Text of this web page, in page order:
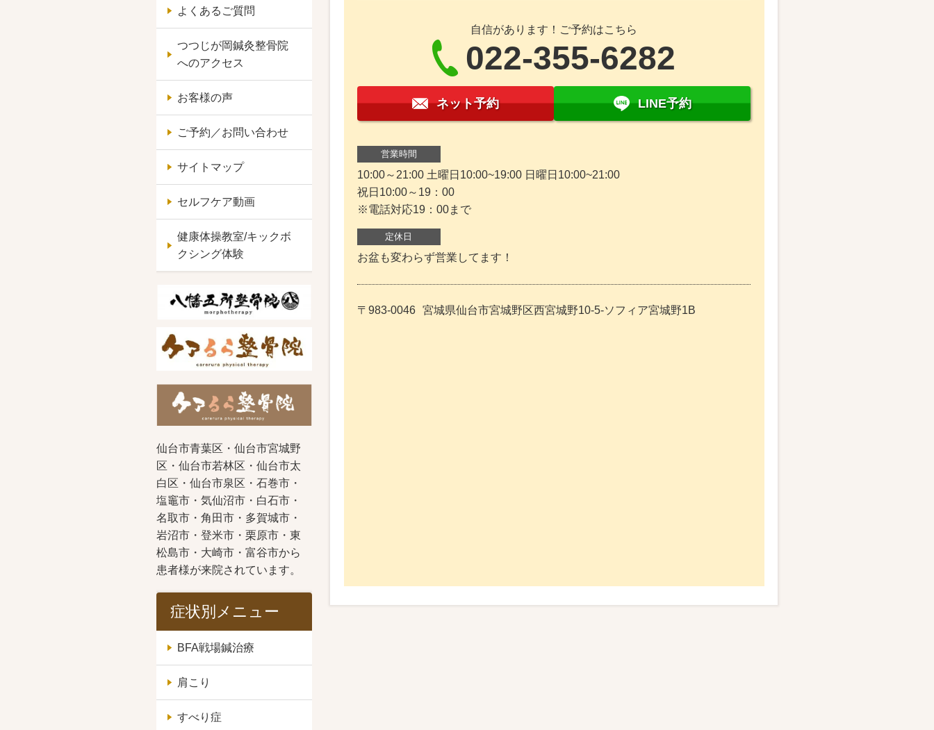
自信があります！ご予約はこちら
022-355-6282
ネット予約 LINE予約
営業時間
10:00～21:00 土曜日10:00~19:00 日曜日10:00~21:00
祝日10:00～19：00
※電話対応19：00まで
定休日
お盆も変わらず営業してます！
〒983-0046 宮城県仙台市宮城野区西宮城野10-5-ソフィア宮城野1B
よくあるご質問
つつじが岡鍼灸整骨院
へのアクセス
お客様の声
ご予約／お問い合わせ
サイトマップ
セルフケア動画
健康体操教室/キックボ
クシング体験
仙台市青葉区・仙台市宮城野
区・仙台市若林区・仙台市太
白区・仙台市泉区・石巻市・
塩竈市・気仙沼市・白石市・
名取市・角田市・多賀城市・
岩沼市・登米市・栗原市・東
松島市・大崎市・富谷市から
患者様が来院されています。
症状別メニュー
BFA戦場鍼治療
肩こり
すべり症